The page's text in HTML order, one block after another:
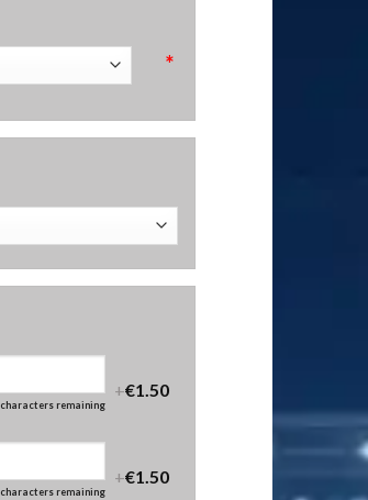
*
characters remaining
+€1.50
characters remaining
+€1.50